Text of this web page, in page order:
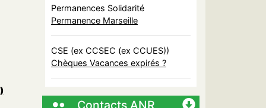
Permanences Solidarité
Permanence Marseille
CSE (ex CCSEC (ex CCUES))
Chèques Vacances expirés ?